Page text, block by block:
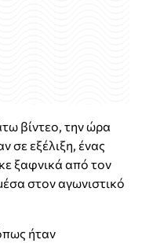
βίντεο, την ώρα
σε εξέλιξη, ένας
ξαφνικά από τον
στον αγωνιστικό
ήταν